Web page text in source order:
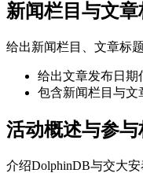
新闻栏目与文章
给出新闻栏目、文章标
给出文章发布日期
包含新闻栏目与文
活动概述与参与
介绍DolphinDB与交大